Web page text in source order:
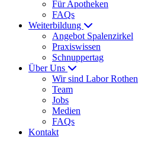
Für Apotheken
FAQs
Weiterbildung
Angebot Spalenzirkel
Praxiswissen
Schnuppertag
Über Uns
Wir sind Labor Rothen
Team
Jobs
Medien
FAQs
Kontakt